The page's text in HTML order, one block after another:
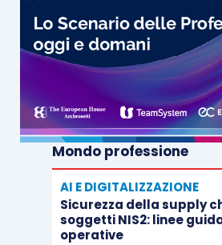
Mondo professione
AI E DIGITALIZZAZIONE
Sicurezza della supply
soggetti NIS2: linee
operative